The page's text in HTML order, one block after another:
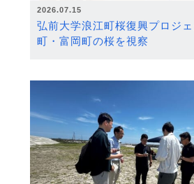
2026.07.15
弘前大学浪江町桜復興プロジ
町・富岡町の桜を視察